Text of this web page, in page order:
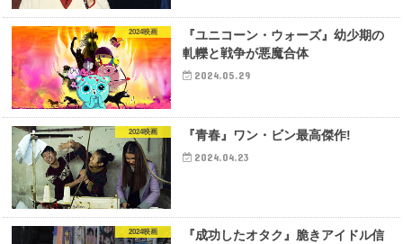
2024映画
『ユニコーン・ウォーズ』幼少期の
軋轢と戦争が悪魔合体
2024.05.29
2024映画 『青春』ワン・ビン最高傑作!
2024.04.23
2024映画
『成功したオタク』脆きアイドル信